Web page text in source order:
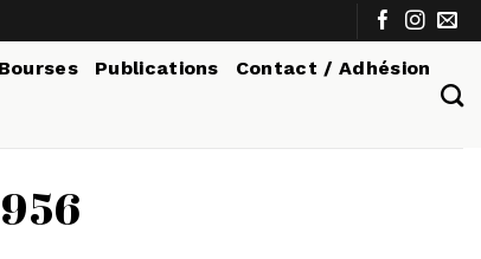
Bourses Publications Contact / Adhésion